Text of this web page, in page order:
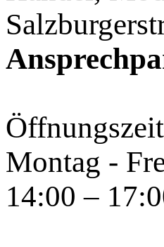
Montag -
14:00 –